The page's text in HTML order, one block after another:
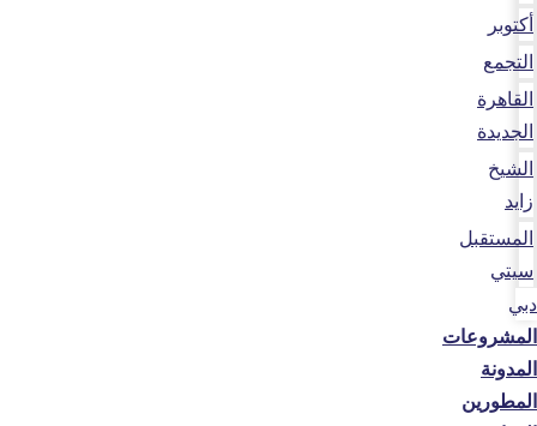
أكتوبر
التجمع
القاهرة
الجديدة
الشيخ
زايد
المستقبل
سيتي
دبي
المشروعات
المدونة
المطورين